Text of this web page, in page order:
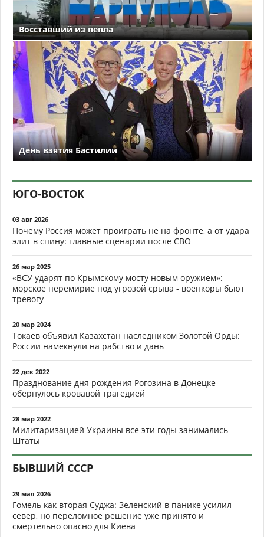
Восставший из пепла
День взятия Бастилии
ЮГО-ВОСТОК
03 авг 2026
Почему Россия может проиграть не на фронте, а от удара
элит в спину: главные сценарии после СВО
26 мар 2025
«ВСУ ударят по Крымскому мосту новым оружием»:
морское перемирие под угрозой срыва - военкоры бьют
тревогу
20 мар 2024
Токаев объявил Казахстан наследником Золотой Орды:
России намекнули на рабство и дань
22 дек 2022
Празднование дня рождения Рогозина в Донецке
обернулось кровавой трагедией
28 мар 2022
Милитаризацией Украины все эти годы занимались
Штаты
БЫВШИЙ СССР
29 мая 2026
Гомель как вторая Суджа: Зеленский в панике усилил
север, но переломное решение уже принято и
смертельно опасно для Киева